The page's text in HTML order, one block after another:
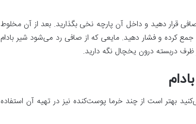
قرار دهید و داخل آن پارچه نخی بگذارید. بعد از آن مخلوط
جمع کرده و فشار دهید. مایعی که از صافی رد می‌شود شیر بادام
بهتر است از چند خرما پوست‌کنده نیز در تهیه آن استفاده